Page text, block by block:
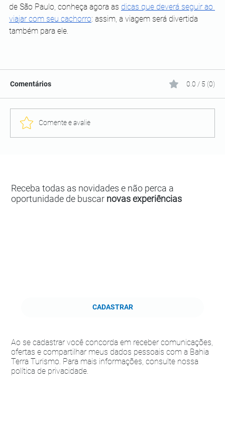
de São Paulo, conheça agora as dicas que deverá seguir ao
viajar com seu cachorro: assim, a viagem será divertida
também para ele.
Comentários 0.0 / 5 (0)
Comente e avalie
Receba todas as novidades e não perca a
oportunidade de buscar novas experiências
CADASTRAR
Ao se cadastrar você concorda em receber comunicações,
ofertas e compartilhar meus dados pessoais com a Bahia
Terra Turismo. Para mais informações, consulte nossa
política de privacidade.